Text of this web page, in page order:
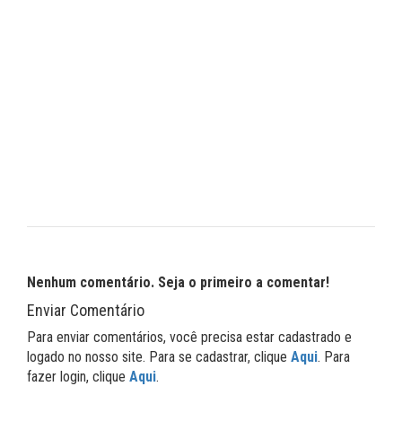
Nenhum comentário. Seja o primeiro a comentar!
Enviar Comentário
Para enviar comentários, você precisa estar cadastrado e
logado no nosso site. Para se cadastrar, clique Aqui. Para
fazer login, clique Aqui.